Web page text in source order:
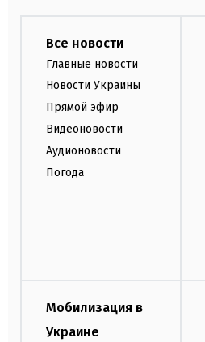
Все новости
Главные новости
Новости Украины
Прямой эфир
Видеоновости
Аудионовости
Погода
Мобилизация в
Украине